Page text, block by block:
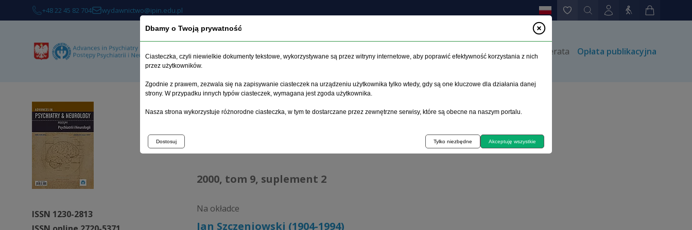
+48 22 45 82 704 wydawnictwo@ipin.edu.pl
O czasopiśmie Archiwum Etyka Instrukcja dla autorów Kontakt Prenumerata Opłata publikacyjna
ISSN 1230-2813
Strona główna >Archiwum>suplement 2>Jan Szczeniowski (1904-1994)
2000, tom 9, suplement 2
Na okładce
Jan Szczeniowski (1904-1994)
Dbamy o Twoją prywatność
Ciasteczka, czyli niewielkie dokumenty tekstowe, wykorzystywane są przez witryny internetowe, aby poprawić efektywność korzystania z nich
przez użytkowników.
Zgodnie z prawem, zezwala się na zapisywanie ciasteczek na urządzeniu użytkownika tylko wtedy, gdy są one kluczowe dla działania danej
strony. W przypadku innych typów ciasteczek, wymagana jest zgoda użytkownika.
Nasza strona wykorzystuje różnorodne ciasteczka, w tym te dostarczane przez zewnętrzne serwisy, które są obecne na naszym portalu.
Dostosuj Tylko niezbędne Akceptuję wszystkie